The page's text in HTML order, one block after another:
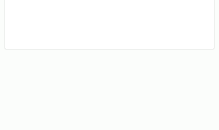
thriller oss igenom en andlöst spännande berättelse om den